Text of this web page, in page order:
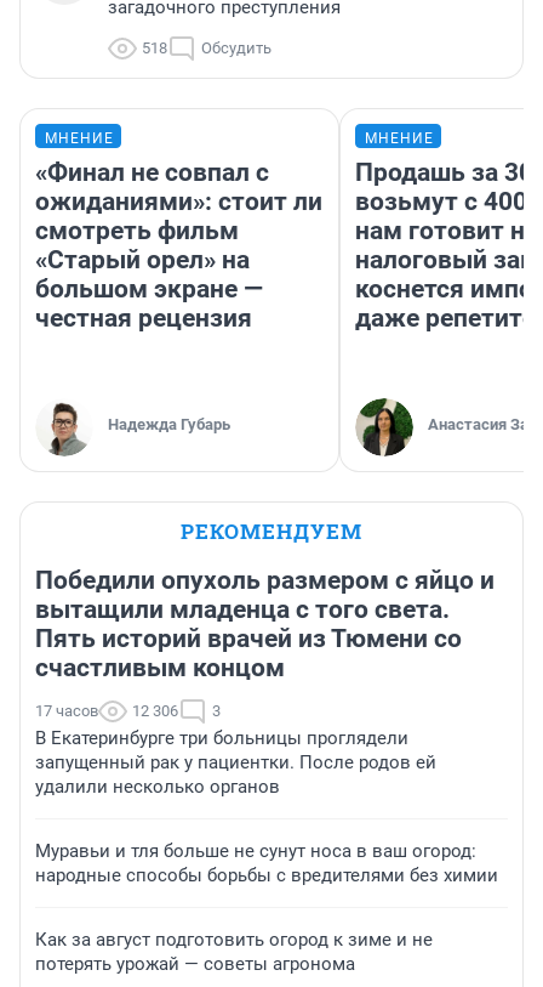
загадочного преступления
518 Обсудить
МНЕНИЕ
«Финал не совпал с
ожиданиями»: стоит ли
смотреть фильм
«Старый орел» на
большом экране —
честная рецензия
Надежда Губарь
МНЕНИЕ
Продашь за
возьмут с
нам готовит
налоговый
коснется
даже
Анастасия
РЕКОМЕНДУЕМ
Победили опухоль размером с яйцо и
вытащили младенца с того света.
Пять историй врачей из Тюмени со
счастливым концом
17 часов 12 306 3
В Екатеринбурге три больницы проглядели
запущенный рак у пациентки. После родов ей
удалили несколько органов
Муравьи и тля больше не сунут носа в ваш огород:
народные способы борьбы с вредителями без химии
Как за август подготовить огород к зиме и не
потерять урожай — советы агронома